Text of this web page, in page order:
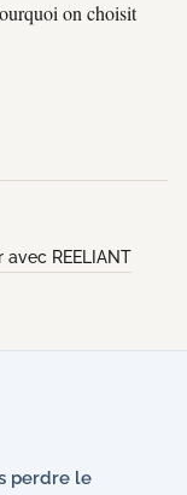
on choisit
avec REELIANT
perdre le